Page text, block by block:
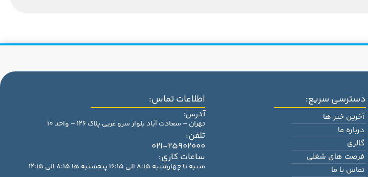
اطلاعات تماس:
آدرس:
تهران – سعادت آباد بلوار سرو غربی پلاک 126 – واحد 10
تلفن:
021-25902000
ساعات کاری:
شنبه تا چهارشنبه 8:15 الی 16:15 پنجشنبه ها 8:15 الی 12:15
دسترسی سریع:
آخرین خبر ها
درباره ما
گالری
فرصت های شغلی
تماس با ما